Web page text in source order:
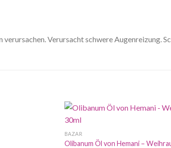
Verursacht schwere Augenreizung.
BAZAR
Olibanum Öl von Hemani –